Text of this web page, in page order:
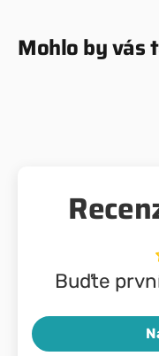
Mohlo by vás
Buďte